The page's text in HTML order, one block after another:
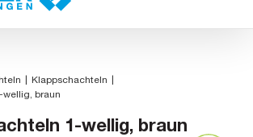
Klappschachteln
wellig, braun
1-wellig, braun